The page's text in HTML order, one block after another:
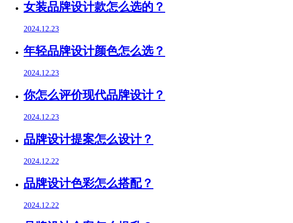
女装品牌设计款怎么选的？
2024.12.23
年轻品牌设计颜色怎么选？
2024.12.23
你怎么评价现代品牌设计？
2024.12.23
品牌设计提案怎么设计？
2024.12.22
品牌设计色彩怎么搭配？
2024.12.22